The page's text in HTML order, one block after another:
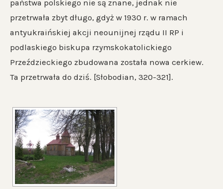
państwa polskiego nie są znane, jednak nie
przetrwała zbyt długo, gdyż w 1930 r. w ramach
antyukraińskiej akcji neounijnej rządu II RP i
podlaskiego biskupa rzymskokatolickiego
Przeździeckiego zbudowana została nowa cerkiew.
Ta przetrwała do dziś. [Słobodian, 320-321].